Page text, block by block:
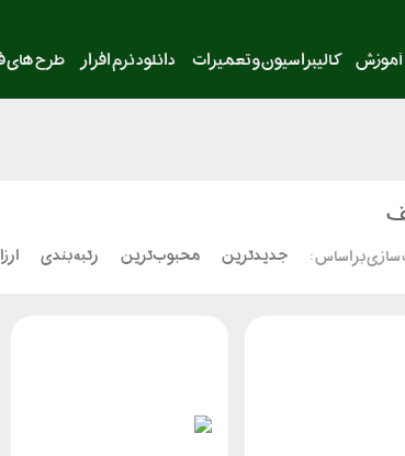
آموزش کالیبراسیون و تعمیرات دانلود نرم افزار طرح
بر اساس : جدیدترین محبوب‌ترین رتبه بندی